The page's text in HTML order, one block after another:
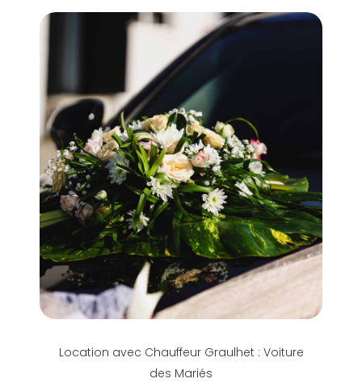
Location avec Chauffeur Graulhet : Voiture
des Mariés